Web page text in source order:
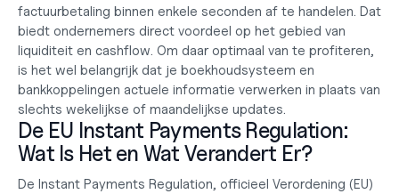
factuurbetaling binnen enkele seconden af te handelen. Dat
biedt ondernemers direct voordeel op het gebied van
liquiditeit en cashflow. Om daar optimaal van te profiteren,
is het wel belangrijk dat je boekhoudsysteem en
bankkoppelingen actuele informatie verwerken in plaats van
slechts wekelijkse of maandelijkse updates.
De EU Instant Payments Regulation:
Wat Is Het en Wat Verandert Er?
De Instant Payments Regulation, officieel Verordening (EU)